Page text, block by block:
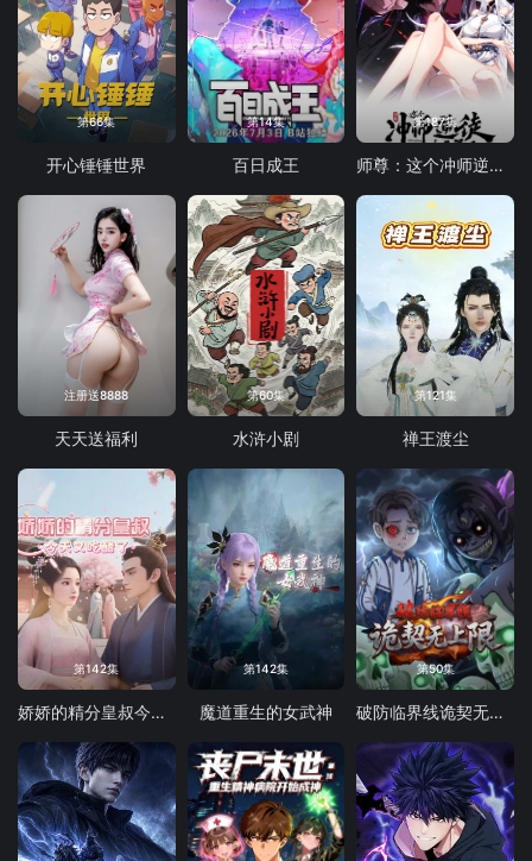
第66集
开心锤锤世界
第14集
百日成王
第187集
师尊：这个冲师逆徒才不是圣子 动态漫画
注册送8888
天天送福利
第60集
水浒小剧
第121集
禅王渡尘
第142集
娇娇的精分皇叔今天又吃醋了
第142集
魔道重生的女武神
第50集
破防临界线诡契无上限